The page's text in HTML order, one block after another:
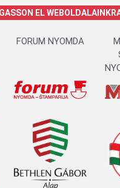
EL
FORUM NYOMDA